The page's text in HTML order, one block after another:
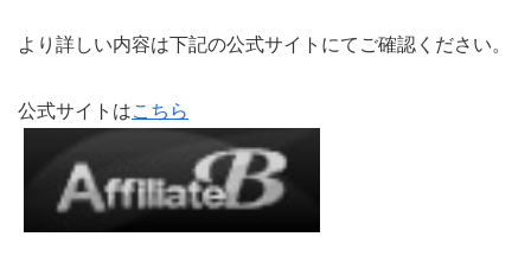
より詳しい内容は下記の公式サイトにてご確認ください。
公式サイトはこちら